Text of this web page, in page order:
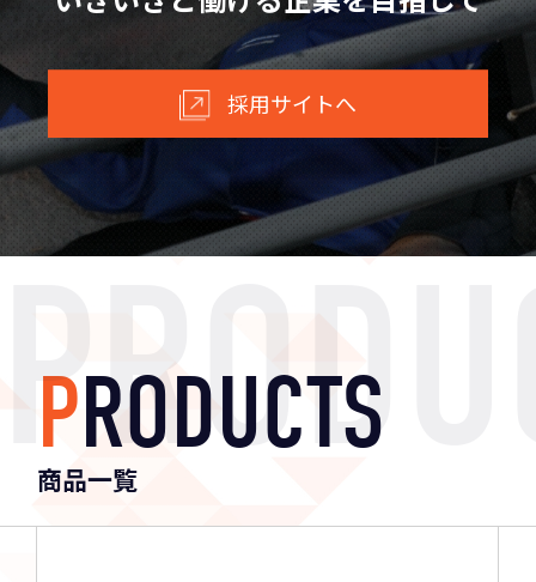
採用サイトへ
PRODUCTS
商品一覧